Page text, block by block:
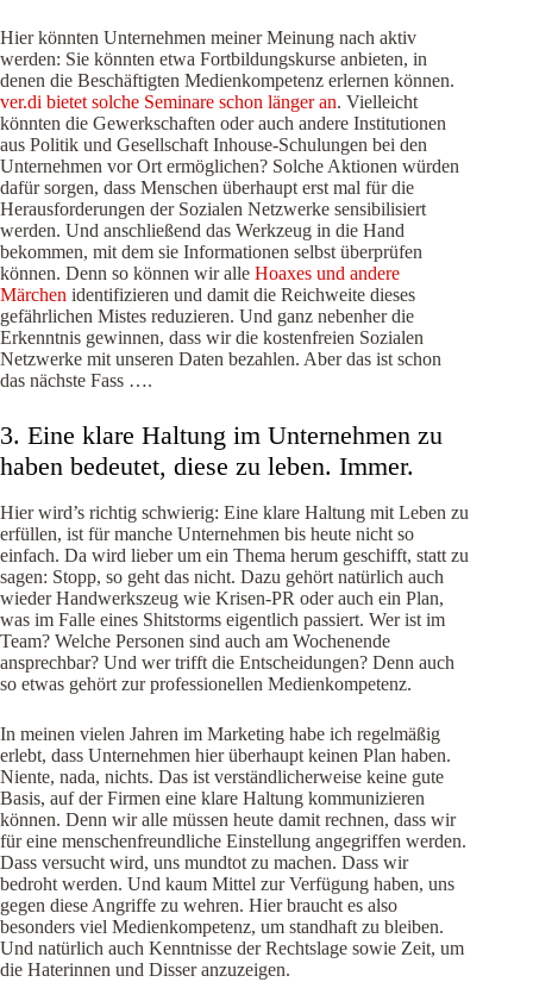
Hier könnten Unternehmen meiner Meinung nach aktiv
werden: Sie könnten etwa Fortbildungskurse anbieten, in
denen die Beschäftigten Medienkompetenz erlernen können.
ver.di bietet solche Seminare schon länger an. Vielleicht
könnten die Gewerkschaften oder auch andere Institutionen
aus Politik und Gesellschaft Inhouse-Schulungen bei den
Unternehmen vor Ort ermöglichen? Solche Aktionen würden
dafür sorgen, dass Menschen überhaupt erst mal für die
Herausforderungen der Sozialen Netzwerke sensibilisiert
werden. Und anschließend das Werkzeug in die Hand
bekommen, mit dem sie Informationen selbst überprüfen
können. Denn so können wir alle Hoaxes und andere
Märchen identifizieren und damit die Reichweite dieses
gefährlichen Mistes reduzieren. Und ganz nebenher die
Erkenntnis gewinnen, dass wir die kostenfreien Sozialen
Netzwerke mit unseren Daten bezahlen. Aber das ist schon
das nächste Fass ….
3. Eine klare Haltung im Unternehmen zu
haben bedeutet, diese zu leben. Immer.
Hier wird’s richtig schwierig: Eine klare Haltung mit Leben zu
erfüllen, ist für manche Unternehmen bis heute nicht so
einfach. Da wird lieber um ein Thema herum geschifft, statt zu
sagen: Stopp, so geht das nicht. Dazu gehört natürlich auch
wieder Handwerkszeug wie Krisen-PR oder auch ein Plan,
was im Falle eines Shitstorms eigentlich passiert. Wer ist im
Team? Welche Personen sind auch am Wochenende
ansprechbar? Und wer trifft die Entscheidungen? Denn auch
so etwas gehört zur professionellen Medienkompetenz.
In meinen vielen Jahren im Marketing habe ich regelmäßig
erlebt, dass Unternehmen hier überhaupt keinen Plan haben.
Niente, nada, nichts. Das ist verständlicherweise keine gute
Basis, auf der Firmen eine klare Haltung kommunizieren
können. Denn wir alle müssen heute damit rechnen, dass wir
für eine menschenfreundliche Einstellung angegriffen werden.
Dass versucht wird, uns mundtot zu machen. Dass wir
bedroht werden. Und kaum Mittel zur Verfügung haben, uns
gegen diese Angriffe zu wehren. Hier braucht es also
besonders viel Medienkompetenz, um standhaft zu bleiben.
Und natürlich auch Kenntnisse der Rechtslage sowie Zeit, um
die Haterinnen und Disser anzuzeigen.